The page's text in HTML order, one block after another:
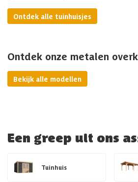
Ontdek alle tuinhuisjes
Ontdek onze metalen
Bekijk alle modellen
Een greep uit ons
Tuinhuis